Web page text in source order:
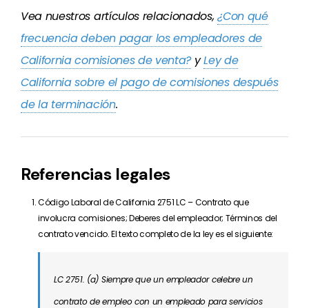
Vea nuestros artículos relacionados,¿Con qué
frecuencia deben pagar los empleadores de
California comisiones de venta?yLey de
California sobre el pago de comisiones después
de la terminación.
Referencias legales
Código Laboral de California 2751 LC –Contrato que
involucra comisiones; Deberes del empleador; Términos del
contrato vencido. El texto completo de la ley es el siguiente:
LC 2751. (a) Siempre que un empleador celebre un
contrato de empleo con un empleado para servicios